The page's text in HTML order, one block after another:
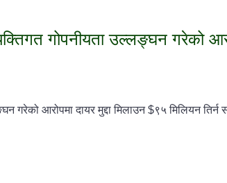
गोपनीयता उल्लङ्घन गरेको
गरेको आरोपमा दायर मुद्दा मिलाउन $९५ मिलियन